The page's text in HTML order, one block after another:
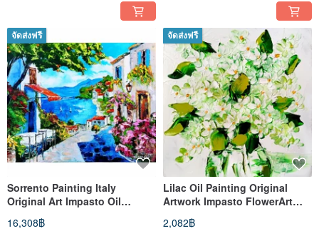
จัดส่งฟรี
Sorrento Painting Italy
Original Art Impasto Oil
Painting 16x20 Italy
16,308฿
จัดส่งฟรี
Lilac Oil Painting Original
Artwork Impasto FlowerArt
Lilac Flowers 6 x 6
2,082฿